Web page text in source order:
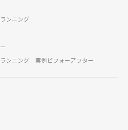
ンニング
ンニング 実例ビフォーアフター